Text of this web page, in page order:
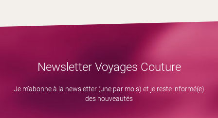
Newsletter Voyages Couture
Je m’abonne à la newsletter (une par mois) et je reste informé(e)
des nouveautés